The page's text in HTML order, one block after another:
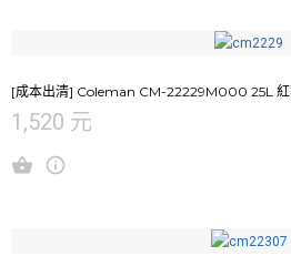
[成本出清] Coleman CM-22229M000 25L 紅
1,520 元